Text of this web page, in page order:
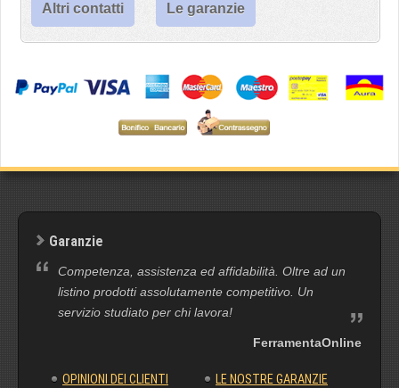
Altri contatti Le garanzie
Garanzie
Competenza, assistenza ed affidabilità. Oltre ad un
listino prodotti assolutamente competitivo. Un
servizio studiato per chi lavora!
FerramentaOnline
OPINIONI DEI CLIENTI LE NOSTRE GARANZIE